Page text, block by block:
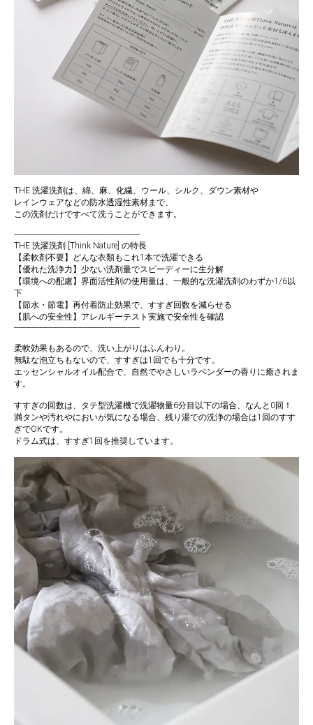
THE 洗濯洗剤は、綿、麻、化繊、ウール、シルク、ダウン素材や
レインウェアなどの防水透湿性素材まで、
この洗剤だけですべて洗うことができます。
------------------------------------------------------------
THE 洗濯洗剤 [Think Nature] の特長
【柔軟剤不要】どんな衣類もこれ1本で洗濯できる
【優れた洗浄力】少ない洗剤量でスピーディーに生分解
【環境への配慮】界面活性剤の使用量は、一般的な洗濯洗剤のわずか1/6以
下
【節水・節電】再付着防止効果で、すすぎ回数を減らせる
【肌への安全性】アレルギーテスト実施で安全性を確認
------------------------------------------------------------
柔軟効果もあるので、洗い上がりはふんわり。
無駄な泡立ちもないので、すすぎは1回でも十分です。
エッセンシャルオイル配合で、自然でやさしいラベンダーの香りに癒されま
す。
すすぎの回数は、タテ型洗濯機で洗濯物量6分目以下の場合、なんと0回！
満タンや汚れやにおいが気になる場合、残り湯での洗浄の場合は1回のすす
ぎでOKです。
ドラム式は、すすぎ1回を推奨しています。